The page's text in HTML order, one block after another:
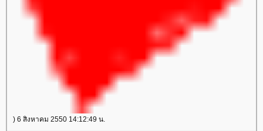
) 6 สิงหาคม 2550 14:12:49 น.